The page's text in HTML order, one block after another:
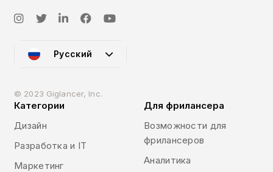
Русский
© 2023 Giglancer, Inc.
Категории
Дизайн
Разработка и IT
Маркетинг
Для фрилансера
Возможности для
фрилансеров
Аналитика